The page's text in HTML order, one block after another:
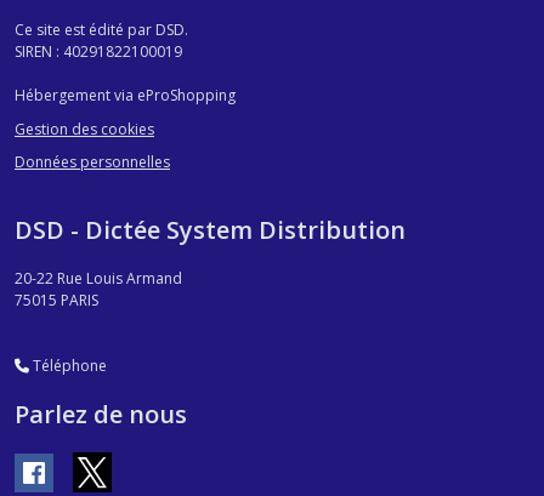
Ce site est édité par DSD.
SIREN : 40291822100019
Hébergement via eProShopping
Gestion des cookies
Données personnelles
DSD - Dictée System Distribution
20-22 Rue Louis Armand
75015 PARIS
Téléphone
Parlez de nous